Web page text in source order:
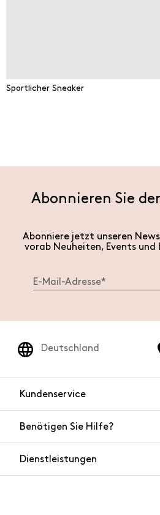
Sportlicher Sneaker
Abonnieren Sie
Abonniere jetzt unseren
vorab Neuheiten, Events und
Deutschland
Kundenservice
Kontaktieren Sie
Benötigen Sie Hilfe?
Dienstleistungen